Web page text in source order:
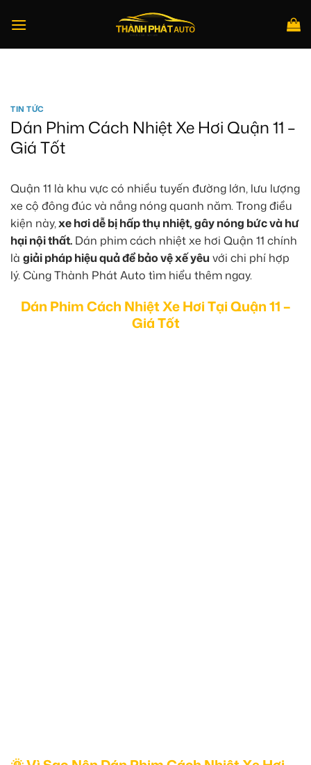
qua
TIN TỨC
Dán Phim Cách Nhiệt Xe Hơi Quận 11 –
Giá Tốt
Quận 11 là khu vực có nhiều tuyến đường lớn, lưu lượng
xe cộ đông đúc và nắng nóng quanh năm. Trong điều
kiện này,xe hơi dễ bị hấp thụ nhiệt, gây nóng bức và hư
hại nội thất. Dán phim cách nhiệt xe hơi Quận 11 chính
là giải pháp hiệu quả để bảo vệ xế yêu với chi phí hợp
lý. Cùng Thành Phát Auto tìm hiểu thêm ngay.
Dán Phim Cách Nhiệt Xe Hơi Tại Quận 11 –
Giá Tốt